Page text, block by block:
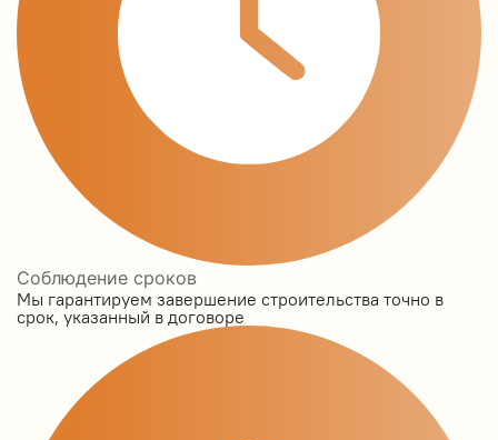
Соблюдение сроков
Мы гарантируем завершение строительства точно в
срок, указанный в договоре